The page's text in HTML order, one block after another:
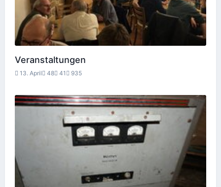
Veranstaltungen
13. April 48 41 935